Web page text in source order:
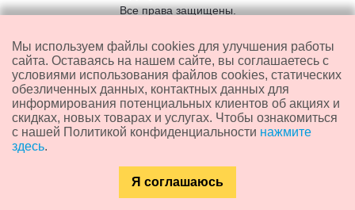
Все права защищены.
публичной офертой."
Каталог мебели
Мебель для детской
Мебель для прихожей
Мебель из дерева
Бескаркасные кресла
Матрасы
Каталог Контакты
Мы используем файлы cookies для улучшения работы
сайта. Оставаясь на нашем сайте, вы соглашаетесь с
условиями использования файлов cookies, статических
обезличенных данных, контактных данных для
информирования потенциальных клиентов об акциях и
скидках, новых товарах и услугах. Чтобы ознакомиться
с нашей Политикой конфиденциальности нажмите
здесь.
Я соглашаюсь